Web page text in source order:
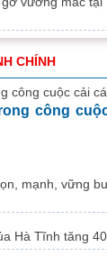
CHÍNH
công
mạnh, vững
Hà Tĩnh tăng